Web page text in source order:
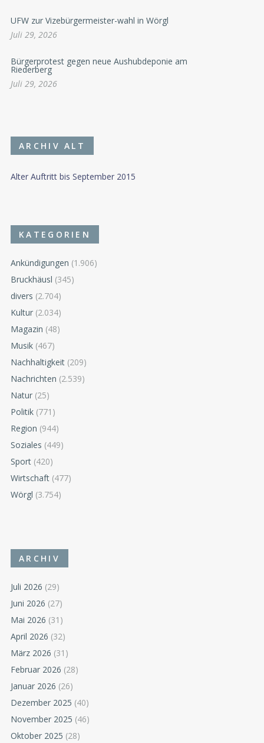
UFW zur Vizebürgermeister-wahl in Wörgl
Juli 29, 2026
Bürgerprotest gegen neue Aushubdeponie am
Riederberg
Juli 29, 2026
ARCHIV ALT
Alter Auftritt bis September 2015
KATEGORIEN
Ankündigungen (1.906)
Bruckhäusl (345)
divers (2.704)
Kultur (2.034)
Magazin (48)
Musik (467)
Nachhaltigkeit (209)
Nachrichten (2.539)
Natur (25)
Politik (771)
Region (944)
Soziales (449)
Sport (420)
Wirtschaft (477)
Wörgl (3.754)
ARCHIV
Juli 2026 (29)
Juni 2026 (27)
Mai 2026 (31)
April 2026 (32)
März 2026 (31)
Februar 2026 (28)
Januar 2026 (26)
Dezember 2025 (40)
November 2025 (46)
Oktober 2025 (28)